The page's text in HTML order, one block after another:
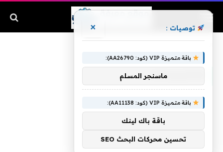
فاشنيستات
توصيات : ×
باقة متميزة VIP (كود: AA26790):
ماسنجر المسلم
باقة متميزة VIP (كود: AA11138):
باقة باك لينك
تحسين محركات البحث SEO